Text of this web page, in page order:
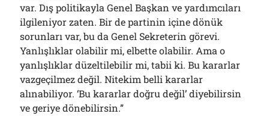
var. Dış politikayla Genel Başkan ve yardımcıları
ilgileniyor zaten. Bir de partinin içine dönük
sorunları var, bu da Genel Sekreterin görevi.
Yanlışlıklar olabilir mi, elbette olabilir. Ama o
yanlışlıklar düzeltilebilir mi, tabii ki. Bu kararlar
vazgeçilmez değil. Nitekim belli kararlar
alınabiliyor. ‘Bu kararlar doğru değil’ diyebilirsin
ve geriye dönebilirsin.”